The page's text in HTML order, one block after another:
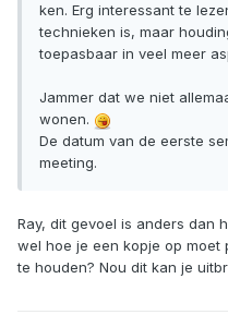
ken. Erg interessant te
technieken is, maar
toepasbaar in veel meer
Jammer dat we niet
wonen.
De datum van de eerste
meeting.
Ray, dit gevoel is anders dan
wel hoe je een kopje op moet
te houden? Nou dit kan je